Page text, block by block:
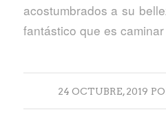
acostumbrados a su
fantástico que es
24 OCTUBRE, 2019